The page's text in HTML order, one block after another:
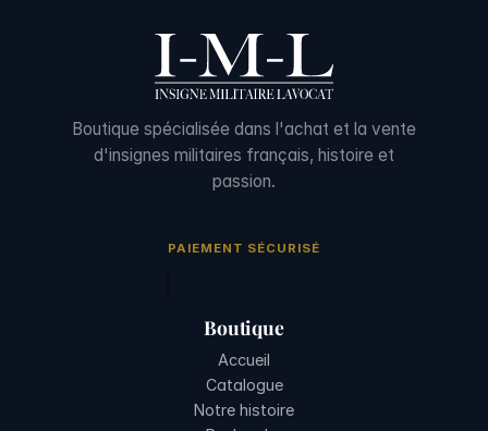
Boutique spécialisée dans l'achat et la vente
d'insignes militaires français, histoire et
passion.
PAIEMENT SÉCURISÉ
Boutique
Accueil
Catalogue
Notre histoire